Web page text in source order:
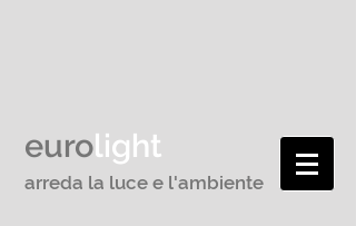
eurolight
arreda la luce e l'ambiente